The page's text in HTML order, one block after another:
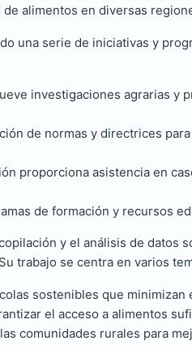
alimentos en diversas
una serie de iniciativas y
investigaciones agrarias
de normas y directrices
proporciona asistencia en
de formación y recursos
y el análisis de
trabajo se centra en varios
sostenibles que
el acceso a alimentos
comunidades rurales para